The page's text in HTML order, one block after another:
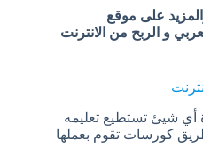
على موقع
و الربح من الانترنت
أي شيئ تستطيع تعليمه
كورسات تقوم بعملها